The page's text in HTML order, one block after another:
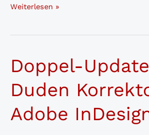
Der
Korrektor
18
für
Adobe
2023
Weiterlesen »
Doppel-
Duden
Adobe